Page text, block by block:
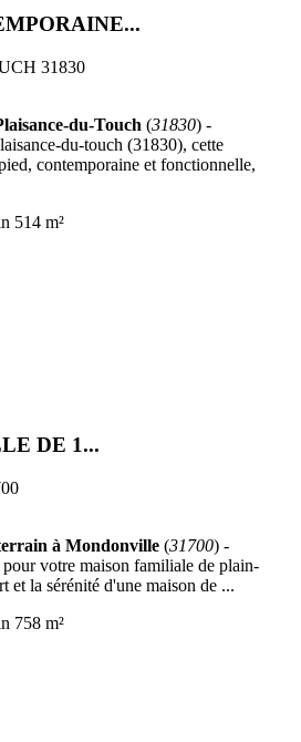
31830
du-Touch (31830) -
du-touch (31830), cette
contemporaine et fonctionnelle,
514 m²
DE 1...
à Mondonville (31700) -
votre maison familiale de plain-
et la sérénité d'une maison de ...
758 m²